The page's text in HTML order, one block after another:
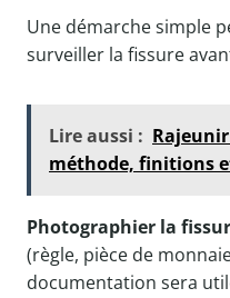
Une démarche simple
surveiller la fissure
Lire aussi :
méthode, finitions
Photographier la
(règle, pièce de
documentation sera